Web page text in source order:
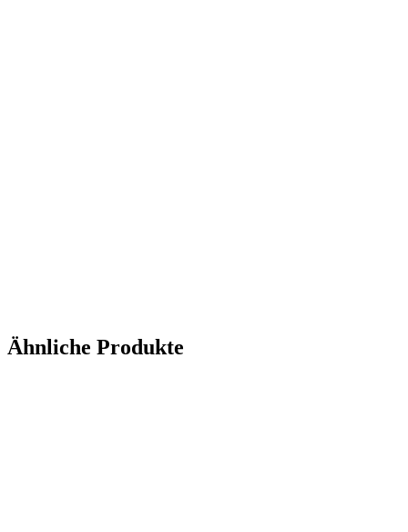
Ähnliche Produkte